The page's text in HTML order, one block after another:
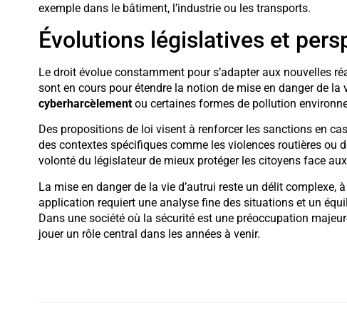
exemple dans le bâtiment, l’industrie ou les transports.
Évolutions législatives et
Le droit évolue constamment pour s’adapter aux nouvelles
sont en cours pour étendre la notion de mise en danger de la
cyberharcèlementou certaines formes de pollution
Des propositions de loi visent à renforcer les sanctions en
des contextes spécifiques comme les violences routières ou
volonté du législateur de mieux protéger les citoyens face
La mise en danger de la vie d’autrui reste un délit complexe,
application requiert une analyse fine des situations et un
Dans une société où la sécurité est une préoccupation
jouer un rôle central dans les années à venir.